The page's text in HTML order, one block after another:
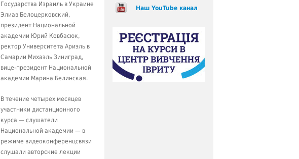
Государства Израиль в Украине
Элиав Белоцерковский,
президент Национальной
академии Юрий Ковбасюк,
ректор Университета Ариэль в
Самарии Михаэль Зиниград,
вице-президент Национальной
академии Марина Белинская.
В течение четырех месяцев
участники дистанционного
курса — слушатели
Национальной академии — в
режиме видеоконференцсвязи
слушали авторские лекции
Наш YouTube канал